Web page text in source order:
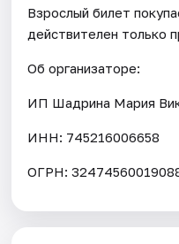
Взрослый билет
действителен только
Об организаторе:
ИП Шадрина Мария
ИНН: 745216006658
ОГРН: